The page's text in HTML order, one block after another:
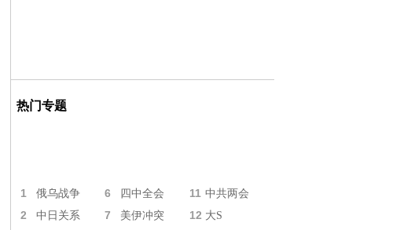
热门专题
1 俄乌战争 6 四中全会 11 中共两会
2 中日关系 7 美伊冲突 12 大S